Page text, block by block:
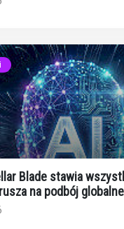
Blade stawia
na podbój